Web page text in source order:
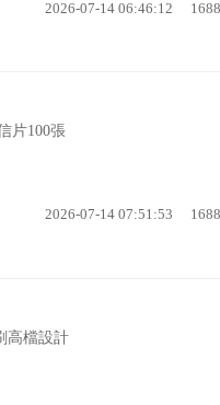
2026-07-14 06:46:12 1688
片100張
2026-07-14 07:51:53 1688
高檔設計